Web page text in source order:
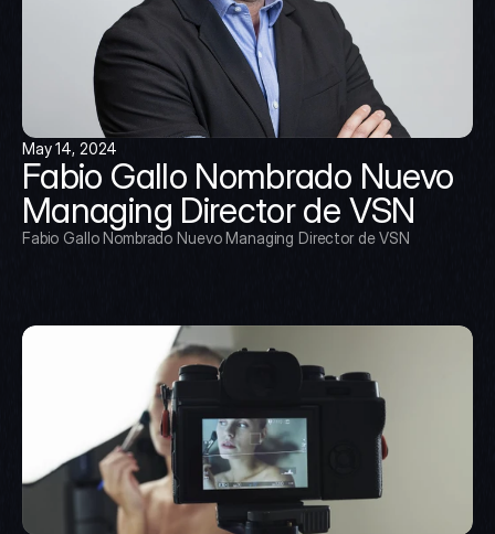
May 14, 2024
Fabio Gallo Nombrado Nuevo
Managing Director de VSN
Fabio Gallo Nombrado Nuevo Managing Director de VSN